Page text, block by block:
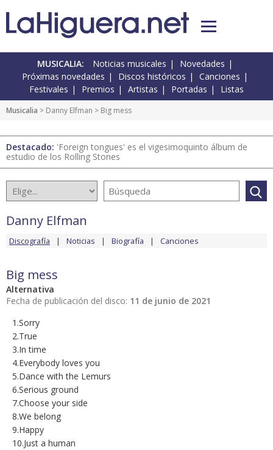
MUSICALIA: Noticias musicales
Novedades
Próximas novedades
Discos históricos
Canciones
Festivales
Premios Artistas Portadas Listas
Musicalia > Danny Elfman > Big mess
Destacado: 'Foreign tongues' es el vigesimoquinto álbum de
estudio de los Rolling Stones
Danny Elfman
Discografía Noticias Biografía Canciones
Big mess
Alternativa
Fecha de publicación del disco: 11 de junio de 2021
1.Sorry
2.True
3.In time
4.Everybody loves you
5.Dance with the Lemurs
6.Serious ground
7.Choose your side
8.We belong
9.Happy
10.Just a human